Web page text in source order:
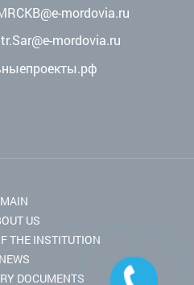
mordovia.ru
mordovia.ru
MAIN
US
THE INSTITUTION
NEWS
DOCUMENTS